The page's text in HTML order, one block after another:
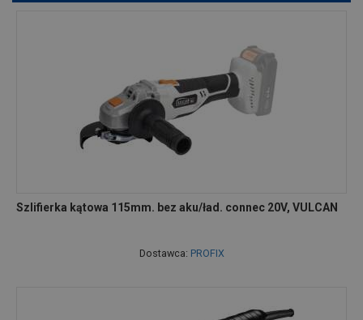
Szlifierka kątowa 115mm. bez aku/ład. connec 20V, VULCAN
Dostawca: PROFIX